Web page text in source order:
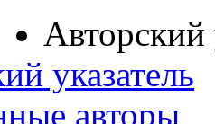
Авторский
указатель
авторы